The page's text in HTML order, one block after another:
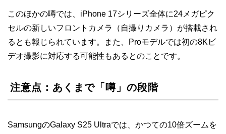
このほかの噂では、iPhone 17シリーズ全体に24メガピク
セルの新しいフロントカメラ（自撮りカメラ）が搭載され
るとも報じられています。また、Proモデルでは初の8Kビ
デオ撮影に対応する可能性もあるとのことです。
注意点：あくまで「噂」の段階
SamsungのGalaxy S25 Ultraでは、かつての10倍ズームを